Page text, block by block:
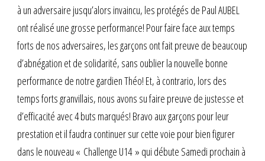
à un adversaire jusqu’alors invaincu, les protégés de Paul AUBEL
ont réalisé une grosse performance! Pour faire face aux temps
forts de nos adversaires, les garçons ont fait preuve de beaucoup
d’abnégation et de solidarité, sans oublier la nouvelle bonne
performance de notre gardien Théo! Et, à contrario, lors des
temps forts granvillais, nous avons su faire preuve de justesse et
d’efficacité avec 4 buts marqués! Bravo aux garçons pour leur
prestation et il faudra continuer sur cette voie pour bien figurer
dans le nouveau « Challenge U14 » qui débute Samedi prochain à